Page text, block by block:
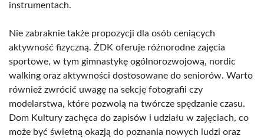
instrumentach.
Nie zabraknie także propozycji dla osób ceniących
aktywność fizyczną. ŻDK oferuje różnorodne zajęcia
sportowe, w tym gimnastykę ogólnorozwojową, nordic
walking oraz aktywności dostosowane do seniorów. Warto
również zwrócić uwagę na sekcję fotografii czy
modelarstwa, które pozwolą na twórcze spędzanie czasu.
Dom Kultury zachęca do zapisów i udziału w zajęciach, co
może być świetną okazją do poznania nowych ludzi oraz